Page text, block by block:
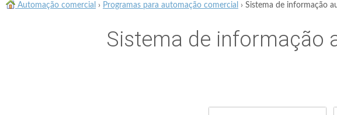
Automação comercial › Programas para automação comercial › Sistema de informação
Sistema de informação